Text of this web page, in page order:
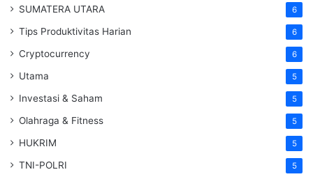
SUMATERA UTARA 6
Tips Produktivitas Harian 6
Cryptocurrency 6
Utama 5
Investasi & Saham 5
Olahraga & Fitness 5
HUKRIM 5
TNI-POLRI 5